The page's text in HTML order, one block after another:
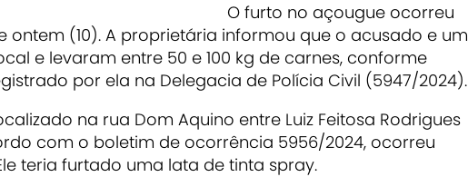
O furto no açougue ocorreu
(10). A proprietária informou que o acusado e um
e levaram entre 50 e 100 kg de carnes, conforme
por ela na Delegacia de Polícia Civil (5947/2024).
na rua Dom Aquino entre Luiz Feitosa Rodrigues
com o boletim de ocorrência 5956/2024, ocorreu
teria furtado uma lata de tinta spray.